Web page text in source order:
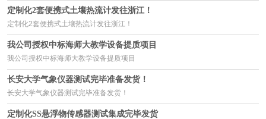
定制化2套便携式土壤热流计发往浙江！
定制化2套便携式土壤热流计发往浙江！
我公司授权中标海师大教学设备提质项目
我公司授权中标海师大教学设备提质项目
长安大学气象仪器测试完毕准备发货！
长安大学气象仪器测试完毕准备发货！
定制化SS悬浮物传感器测试集成完毕发货